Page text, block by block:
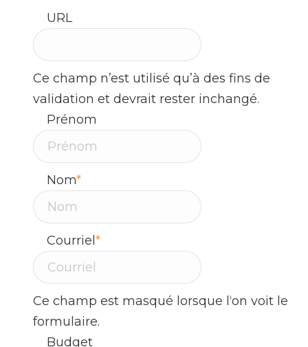
URL
Ce champ n’est utilisé qu’à des fins de
validation et devrait rester inchangé.
Prénom
Nom*
Courriel*
Ce champ est masqué lorsque l‘on voit le
formulaire.
Budget